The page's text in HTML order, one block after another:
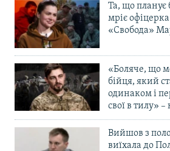
Та, що планує
мріє
«Свобода»
«Боляче, що
бійця, який
одинаком і
свої в тилу»
Вийшов з
виїхала до